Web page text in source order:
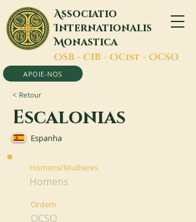
Associatio
Internationalis
Monastica
OSB - CIB - OCist - OCSO
APOIE-NOS
< Retour
Escalonias
Espanha
Homens/Mulheres
Homens
Ordem
OCSO